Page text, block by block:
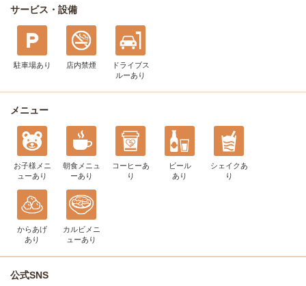
サービス・設備
駐車場あり 店内禁煙
ドライブス
ルーあり
メニュー
お子様メニ
ューあり
朝食メニュ
ーあり
コーヒーあ
り
ビール
あり
シェイク あ
り
からあげ
あり
カルビメニ
ューあり
公式SNS